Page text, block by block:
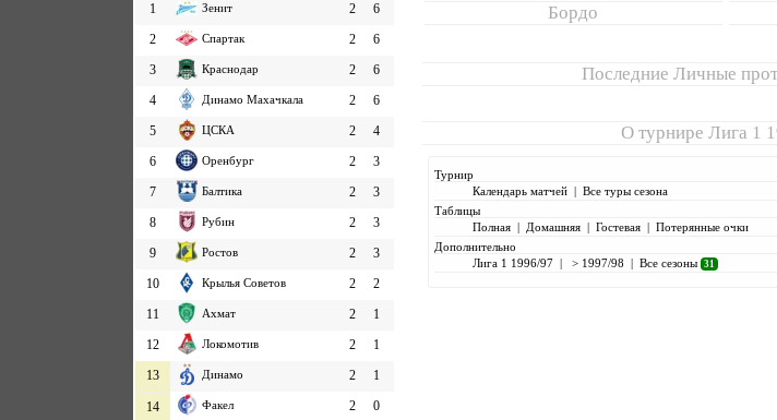
1 Зенит 2
6
2
Спартак 2
6
3
Краснодар 2
6
4
Динамо Махачкала 2
6
5
ЦСКА 2
4
6
Оренбург 2
3
7
Балтика 2
3
8
Рубин 2
3
9
Ростов 2
3
10
Крылья Советов 2
2
11
Ахмат 2
1
12
Локомотив 2
1
13
Динамо 2 1
14 Факел 2 0
Бордо
Последние Личные
О турнире Лига 1
Турнир
Календарь матчей| Все туры сезона
Таблицы
Полная| Домашняя| Гостевая| Потерянные очки
Дополнительно
Лига 1 1996/97| > 1997/98 Все сезоны 31